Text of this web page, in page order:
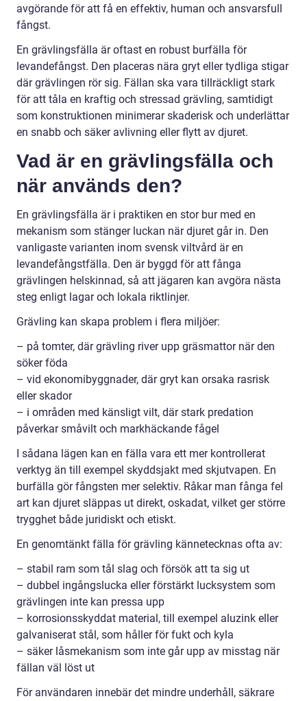
avgörande för att få en effektiv, human och ansvarsfull
fångst.
En grävlingsfälla är oftast en robust burfälla för
levandefångst. Den placeras nära gryt eller tydliga stigar
där grävlingen rör sig. Fällan ska vara tillräckligt stark
för att tåla en kraftig och stressad grävling, samtidigt
som konstruktionen minimerar skaderisk och underlättar
en snabb och säker avlivning eller flytt av djuret.
Vad är en grävlingsfälla och
när används den?
En grävlingsfälla är i praktiken en stor bur med en
mekanism som stänger luckan när djuret går in. Den
vanligaste varianten inom svensk viltvård är en
levandefångstfälla. Den är byggd för att fånga
grävlingen helskinnad, så att jägaren kan avgöra nästa
steg enligt lagar och lokala riktlinjer.
Grävling kan skapa problem i flera miljöer:
– på tomter, där grävling river upp gräsmattor när den
söker föda
– vid ekonomibyggnader, där gryt kan orsaka rasrisk
eller skador
– i områden med känsligt vilt, där stark predation
påverkar småvilt och markhäckande fågel
I sådana lägen kan en fälla vara ett mer kontrollerat
verktyg än till exempel skyddsjakt med skjutvapen. En
burfälla gör fångsten mer selektiv. Råkar man fånga fel
art kan djuret släppas ut direkt, oskadat, vilket ger större
trygghet både juridiskt och etiskt.
En genomtänkt fälla för grävling kännetecknas ofta av:
– stabil ram som tål slag och försök att ta sig ut
– dubbel ingångslucka eller förstärkt lucksystem som
grävlingen inte kan pressa upp
– korrosionsskyddat material, till exempel aluzink eller
galvaniserat stål, som håller för fukt och kyla
– säker låsmekanism som inte går upp av misstag när
fällan väl löst ut
För användaren innebär det mindre underhåll, säkrare